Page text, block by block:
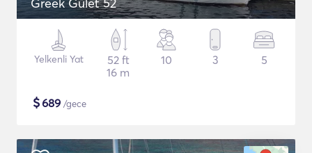
Yelkenli Yat
52 ft
16 m
10 3 5
$689 /gece